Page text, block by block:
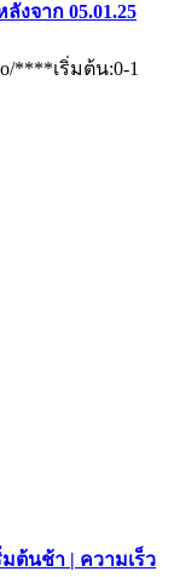
งจาก 05.01.25
****เริ่มต้น:0-1
ต้นช้า | ความเร็ว